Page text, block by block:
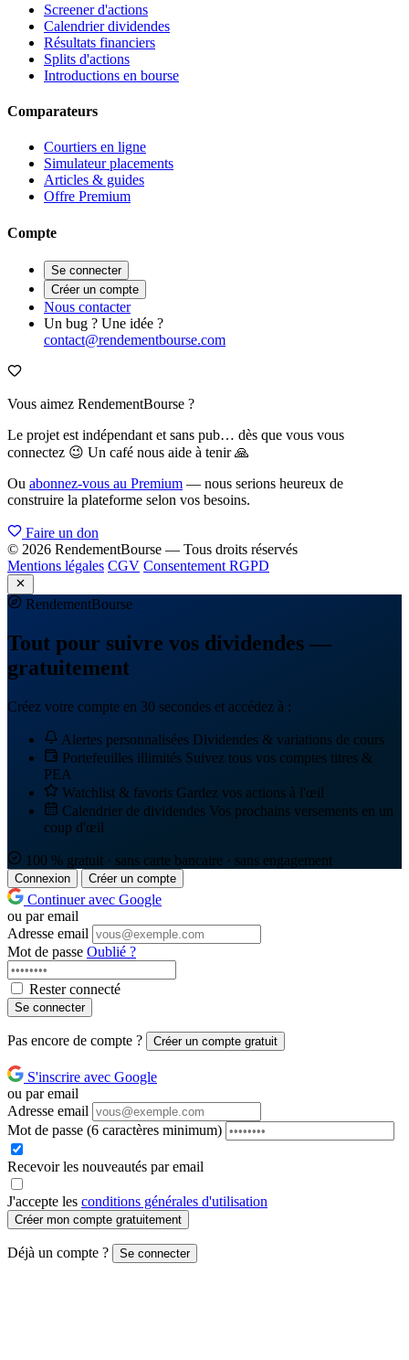
Screener d'actions
Calendrier dividendes
Résultats financiers
Splits d'actions
Introductions en bourse
Comparateurs
Courtiers en ligne
Simulateur placements
Articles & guides
Offre Premium
Compte
Se connecter
Créer un compte
Nous contacter
Un bug ? Une idée ?
contact@rendementbourse.com
Vous aimez RendementBourse ?
Le projet est indépendant et sans pub… dès que vous vous
connectez 😉 Un café nous aide à tenir 🙏
Ou abonnez-vous au Premium — nous serions heureux de
construire la plateforme selon vos besoins.
Faire un don
© 2026 RendementBourse — Tous droits réservés
Mentions légales CGV Consentement RGPD
RendementBourse
Tout pour suivre vos dividendes —
gratuitement
Créez votre compte en 30 secondes et accédez à :
Alertes personnalisées Dividendes & variations de cours
Portefeuilles illimités Suivez tous vos comptes titres &
PEA
Watchlist & favoris Gardez vos actions à l'œil
Calendrier de dividendes Vos prochains versements en un
coup d'œil
100 % gratuit · sans carte bancaire · sans engagement
Connexion Créer un compte
Continuer avec Google
ou par email
Adresse email
Mot de passe Oublié ?
Rester connecté
Se connecter
Pas encore de compte ? Créer un compte gratuit
S'inscrire avec Google
ou par email
Adresse email
Mot de passe (6 caractères minimum)
Recevoir les nouveautés par email
J'accepte les conditions générales d'utilisation
Créer mon compte gratuitement
Déjà un compte ? Se connecter